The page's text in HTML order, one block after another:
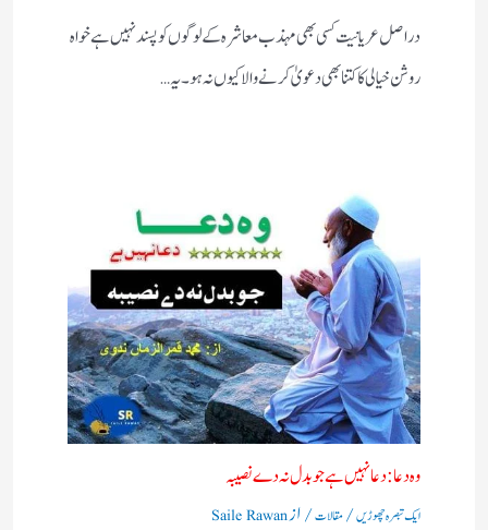
دراصل عریانیت کسی بھی مہذب معاشرہ کے لوگوں کو پسند نہیں ہے خواہ
روشن خیالی کا کتنا بھی دعویٰ کرنے والا کیوں نہ ہو ۔یہ…
وہ دعا: دعا نہیں ہے جو بدل نہ دے نصیبہ
ایک تبصرہ چھوڑیں/مقالات/ ازSaile Rawan